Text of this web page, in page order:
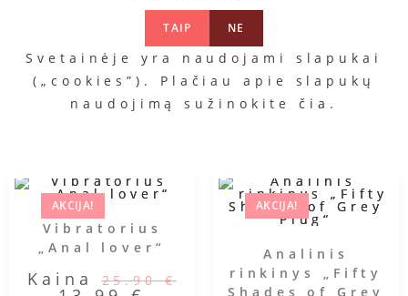
TAIP NE
Svetainėje yra naudojami slapukai
(„cookies”). Plačiau apie slapukų
naudojimą sužinokitečia .
Vibratorius ”
Kaina 49.99€
45.99 €
Kaina 79.90€
75.99 €
AKCIJA!
Vibratorius
„Anal lover“
Kaina25.90€
AKCIJA!
Analinis
rinkinys „Fifty
Shades of Grey